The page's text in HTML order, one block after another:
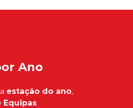
Ano
estação do ano,
Equipas